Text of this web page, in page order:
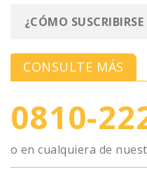
¿CÓMO
1. Ingrese a
instrucciones paso a
encontrará
3. Antes de
CONSULTE MÁS
0810-
o en cualquiera de